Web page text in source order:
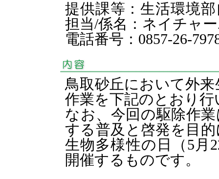
提供課等：生活環
担当/係名：ネイチャ
電話番号：0857-26-
鳥取砂丘において外
作業を下記のとおり行
なお、今回の駆除作
する普及と啓発を目
生物多様性の日（5月
開催するものです。